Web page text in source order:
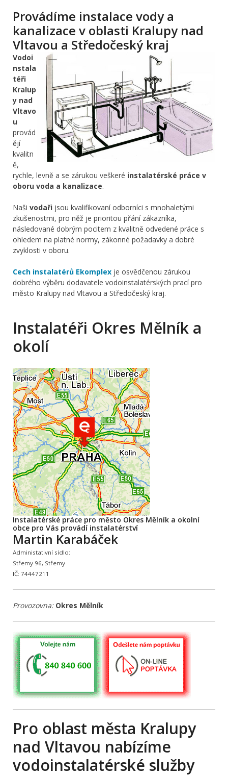
Provádíme instalace vody a
kanalizace v oblasti Kralupy nad
Vltavou a Středočeský kraj
Vodoi
nstala
téři
Kralup
y nad
Vltavo
u
provád
ějí
kvalitn
ě,
rychle, levně a se zárukou veškeré instalatérské práce v
oboru voda a kanalizace.
Naši vodaři jsou kvalifikovaní odborníci s mnohaletými
zkušenostmi, pro něž je prioritou přání zákazníka,
následované dobrým pocitem z kvalitně odvedené práce s
ohledem na platné normy, zákonné požadavky a dobré
zvyklosti v oboru.
Cech instalatérů Ekomplex je osvědčenou zárukou
dobrého výběru dodavatele vodoinstalatérských prací pro
město Kralupy nad Vltavou a Středočeský kraj.
Instalatéři Okres Mělník a
okolí
Instalatérské práce pro město Okres Mělník a okolní
obce pro Vás provádí instalatérství
Martin Karabáček
Administativní sídlo:
Střemy 96, Střemy
IČ: 74447211
Provozovna: Okres Mělník
Pro oblast města Kralupy
nad Vltavou nabízíme
vodoinstalatérské služby